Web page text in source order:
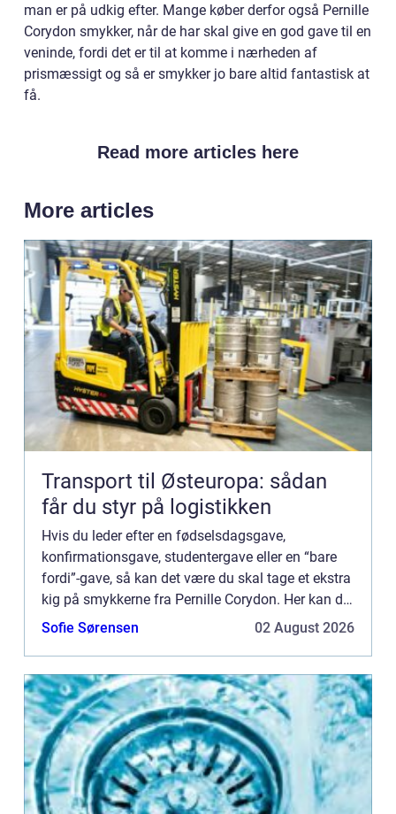
man er på udkig efter. Mange køber derfor også Pernille
Corydon smykker, når de har skal give en god gave til en
veninde, fordi det er til at komme i nærheden af
prismæssigt og så er smykker jo bare altid fantastisk at
få.
Read more articles here
More articles
Transport til Østeuropa: sådan
får du styr på logistikken
Hvis du leder efter en fødselsdagsgave,
konfirmationsgave, studentergave eller en “bare
fordi”-gave, så kan det være du skal tage et ekstra
kig på smykkerne fra Pernille Corydon. Her kan du
få en super fin gave til en overkommelig pris. Ofte
Sofie Sørensen 02 August 2026